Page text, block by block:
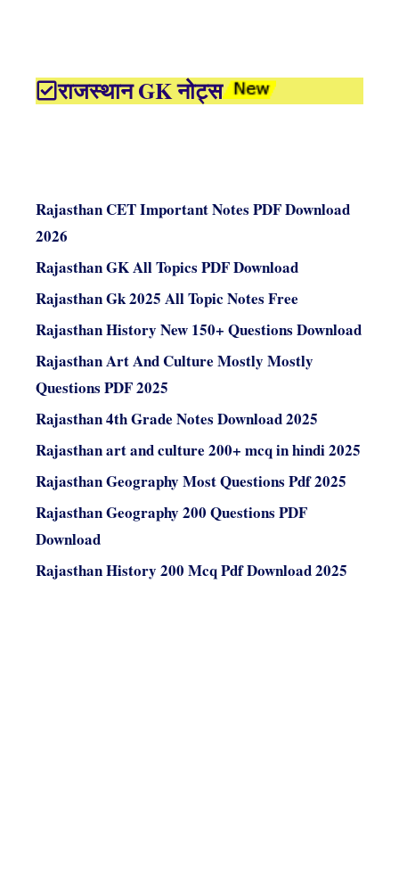
राजस्थान GK नोट्स
Rajasthan CET Important Notes PDF Download
2026
Rajasthan GK All Topics PDF Download
Rajasthan Gk 2025 All Topic Notes Free
Rajasthan History New 150+ Questions Download
Rajasthan Art And Culture Mostly Mostly
Questions PDF 2025
Rajasthan 4th Grade Notes Download 2025
Rajasthan art and culture 200+ mcq in hindi 2025
Rajasthan Geography Most Questions Pdf 2025
Rajasthan Geography 200 Questions PDF
Download
Rajasthan History 200 Mcq Pdf Download 2025